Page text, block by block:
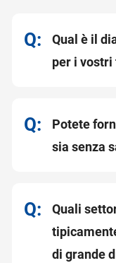
Qual è il
per i
Potete
sia senza
Quali
di grande